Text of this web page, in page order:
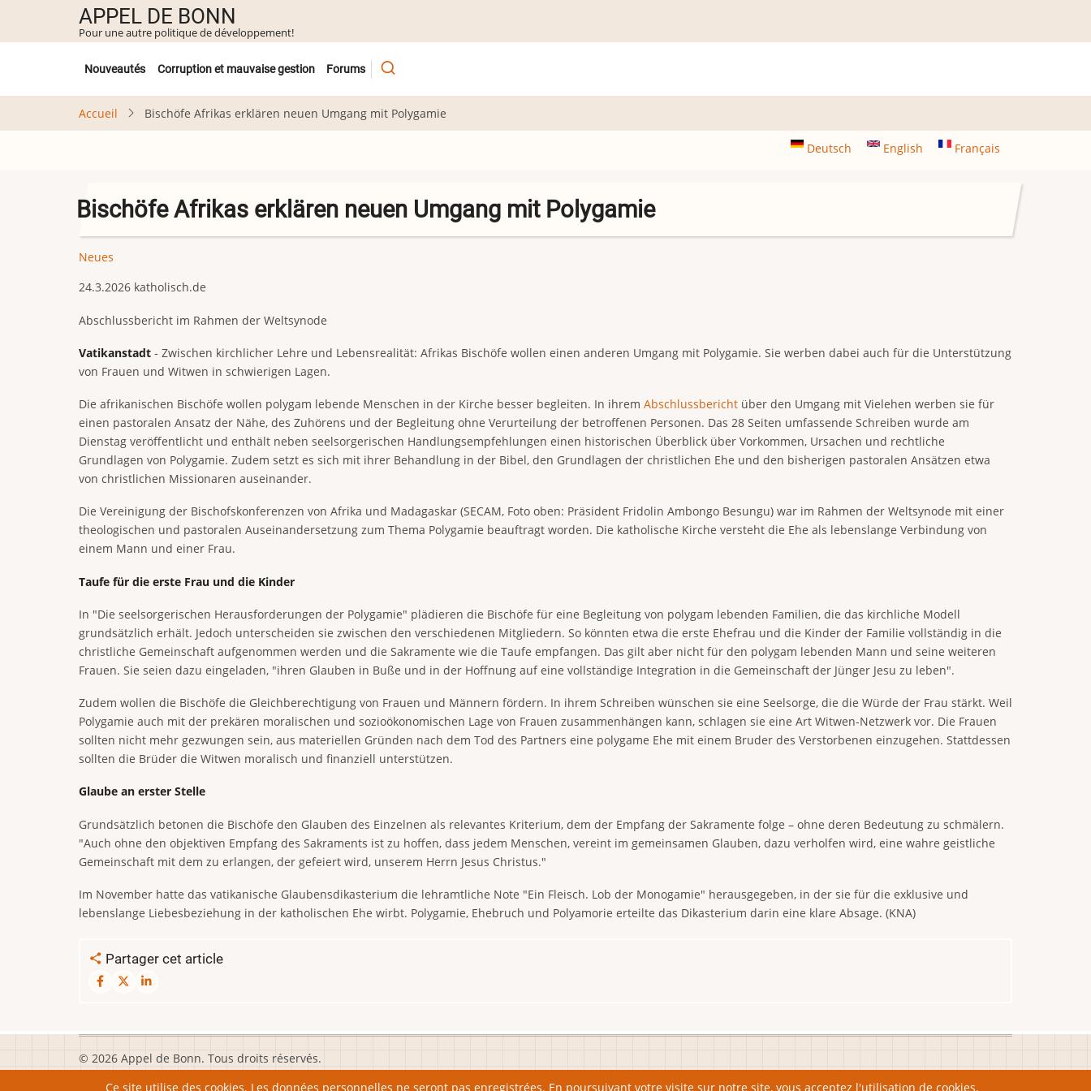
contenu
APPEL DE BONN
Pour une autre politique de développement!
Untermenü
Nouveautés Corruption et mauvaise gestion Forums
Accueil Bischöfe Afrikas erklären neuen Umgang mit Polygamie
Deutsch English Français
Bischöfe Afrikas erklären neuen Umgang mit Polygamie
Neues
24.3.2026 katholisch.de
Abschlussbericht im Rahmen der Weltsynode
Vatikanstadt ‐ Zwischen kirchlicher Lehre und Lebensrealität: Afrikas Bischöfe wollen einen anderen Umgang mit Polygamie. Sie werben dabei auch für die Unterstützung
von Frauen und Witwen in schwierigen Lagen.
Die afrikanischen Bischöfe wollen polygam lebende Menschen in der Kirche besser begleiten. In ihrem Abschlussbericht über den Umgang mit Vielehen werben sie für
einen pastoralen Ansatz der Nähe, des Zuhörens und der Begleitung ohne Verurteilung der betroffenen Personen. Das 28 Seiten umfassende Schreiben wurde am
Dienstag veröffentlicht und enthält neben seelsorgerischen Handlungsempfehlungen einen historischen Überblick über Vorkommen, Ursachen und rechtliche
Grundlagen von Polygamie. Zudem setzt es sich mit ihrer Behandlung in der Bibel, den Grundlagen der christlichen Ehe und den bisherigen pastoralen Ansätzen etwa
von christlichen Missionaren auseinander.
Die Vereinigung der Bischofskonferenzen von Afrika und Madagaskar (SECAM, Foto oben: Präsident Fridolin Ambongo Besungu) war im Rahmen der Weltsynode mit einer
theologischen und pastoralen Auseinandersetzung zum Thema Polygamie beauftragt worden. Die katholische Kirche versteht die Ehe als lebenslange Verbindung von
einem Mann und einer Frau.
Taufe für die erste Frau und die Kinder
In "Die seelsorgerischen Herausforderungen der Polygamie" plädieren die Bischöfe für eine Begleitung von polygam lebenden Familien, die das kirchliche Modell
grundsätzlich erhält. Jedoch unterscheiden sie zwischen den verschiedenen Mitgliedern. So könnten etwa die erste Ehefrau und die Kinder der Familie vollständig in die
christliche Gemeinschaft aufgenommen werden und die Sakramente wie die Taufe empfangen. Das gilt aber nicht für den polygam lebenden Mann und seine weiteren
Frauen. Sie seien dazu eingeladen, "ihren Glauben in Buße und in der Hoffnung auf eine vollständige Integration in die Gemeinschaft der Jünger Jesu zu leben".
Zudem wollen die Bischöfe die Gleichberechtigung von Frauen und Männern fördern. In ihrem Schreiben wünschen sie eine Seelsorge, die die Würde der Frau stärkt. Weil
Polygamie auch mit der prekären moralischen und sozioökonomischen Lage von Frauen zusammenhängen kann, schlagen sie eine Art Witwen-Netzwerk vor. Die Frauen
sollten nicht mehr gezwungen sein, aus materiellen Gründen nach dem Tod des Partners eine polygame Ehe mit einem Bruder des Verstorbenen einzugehen. Stattdessen
sollten die Brüder die Witwen moralisch und finanziell unterstützen.
Glaube an erster Stelle
Grundsätzlich betonen die Bischöfe den Glauben des Einzelnen als relevantes Kriterium, dem der Empfang der Sakramente folge – ohne deren Bedeutung zu schmälern.
"Auch ohne den objektiven Empfang des Sakraments ist zu hoffen, dass jedem Menschen, vereint im gemeinsamen Glauben, dazu verholfen wird, eine wahre geistliche
Gemeinschaft mit dem zu erlangen, der gefeiert wird, unserem Herrn Jesus Christus."
Im November hatte das vatikanische Glaubensdikasterium die lehramtliche Note "Ein Fleisch. Lob der Monogamie" herausgegeben, in der sie für die exklusive und
lebenslange Liebesbeziehung in der katholischen Ehe wirbt. Polygamie, Ehebruch und Polyamorie erteilte das Dikasterium darin eine klare Absage. (KNA)
Partager cet article
© 2026 Appel de Bonn. Tous droits réservés.
Ce site utilise des cookies. Les données personnelles ne seront pas enregistrées. En poursuivant votre visite sur notre site, vous acceptez l'utilisation de cookies.